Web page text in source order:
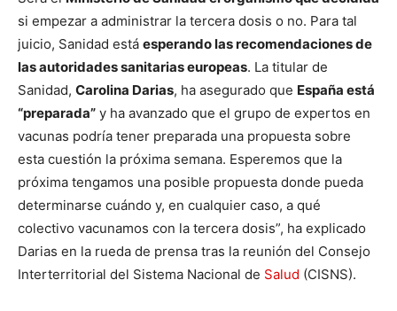
si empezar a administrar la tercera dosis o no. Para tal
juicio, Sanidad está esperando las recomendaciones de
las autoridades sanitarias europeas. La titular de
Sanidad, Carolina Darias, ha asegurado que España está
“preparada” y ha avanzado que el grupo de expertos en
vacunas podría tener preparada una propuesta sobre
esta cuestión la próxima semana. Esperemos que la
próxima tengamos una posible propuesta donde pueda
determinarse cuándo y, en cualquier caso, a qué
colectivo vacunamos con la tercera dosis”, ha explicado
Darias en la rueda de prensa tras la reunión del Consejo
Interterritorial del Sistema Nacional de Salud (CISNS).